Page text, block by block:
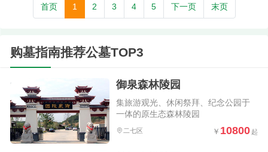
首页 1 2 3 4 5 下一页 末页
购墓指南推荐公墓TOP3
御泉森林陵园
集旅游观光、休闲祭拜、纪念公园于
一体的原生态森林陵园
二七区 10800